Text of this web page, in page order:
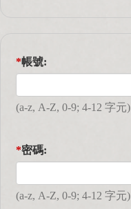
*帳號:
(a-z, A-Z, 0-9; 4-12 字元)
*密碼:
(a-z, A-Z, 0-9; 4-12 字元)